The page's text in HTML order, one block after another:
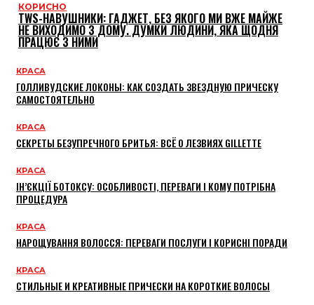
КОРИСНО
TWS-НАВУШНИКИ: ГАДЖЕТ, БЕЗ ЯКОГО МИ ВЖЕ МАЙЖЕ
НЕ ВИХОДИМО З ДОМУ. ДУМКИ ЛЮДИНИ, ЯКА ЩОДНЯ
ПРАЦЮЄ З НИМИ
КРАСА
ГОЛЛИВУДСКИЕ ЛОКОНЫ: КАК СОЗДАТЬ ЗВЕЗДНУЮ ПРИЧЕСКУ
САМОСТОЯТЕЛЬНО
КРАСА
СЕКРЕТЫ БЕЗУПРЕЧНОГО БРИТЬЯ: ВСЁ О ЛЕЗВИЯХ GILLETTE
КРАСА
ІН’ЄКЦІЇ БОТОКСУ: ОСОБЛИВОСТІ, ПЕРЕВАГИ І КОМУ ПОТРІБНА
ПРОЦЕДУРА
КРАСА
НАРОЩУВАННЯ ВОЛОССЯ: ПЕРЕВАГИ ПОСЛУГИ І КОРИСНІ ПОРАДИ
КРАСА
СТИЛЬНЫЕ И КРЕАТИВНЫЕ ПРИЧЕСКИ НА КОРОТКИЕ ВОЛОСЫ